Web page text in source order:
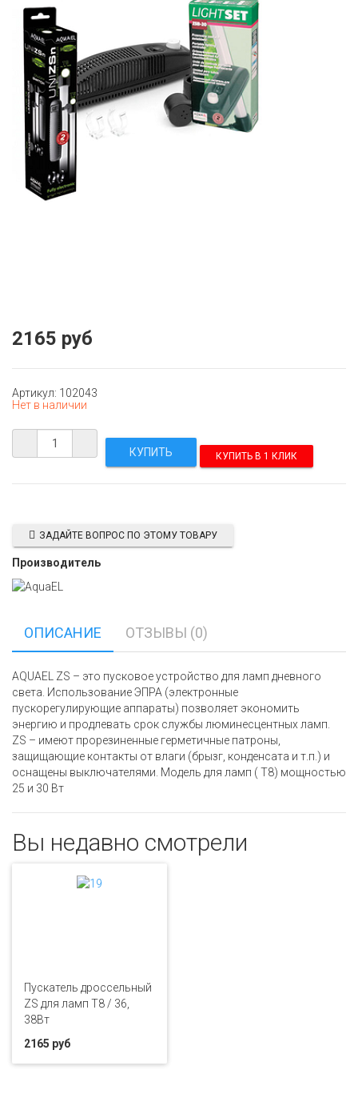
2165 руб
Артикул: 102043
Нет в наличии
КУПИТЬ В 1 КЛИК
ЗАДАЙТЕ ВОПРОС ПО ЭТОМУ ТОВАРУ
Производитель
ОПИСАНИЕ ОТЗЫВЫ (0)
AQUAEL ZS – это пусковое устройство для ламп дневного
света. Использование ЭПРА (электронные
пускорегулирующие аппараты) позволяет экономить
энергию и продлевать срок службы люминесцентных ламп.
ZS – имеют прорезиненные герметичные патроны,
защищающие контакты от влаги (брызг, конденсата и т.п.) и
оснащены выключателями. Модель для ламп ( Т8) мощностью
25 и 30 Вт
Вы недавно смотрели
Пускатель дроссельный
ZS для ламп T8 / 36,
38Вт
2165 руб